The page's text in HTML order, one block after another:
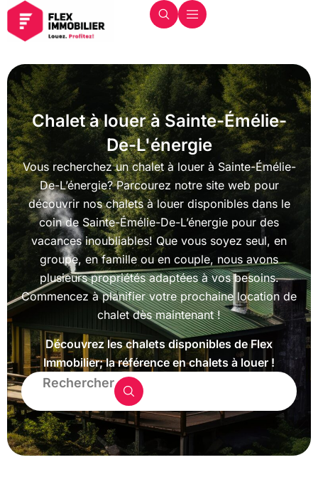
Chalet à louer à Sainte-Émélie-
De-L'énergie
Vous recherchez un chalet à louer à Sainte-Émélie-
De-L’énergie? Parcourez notre site web pour
découvrir nos chalets à louer disponibles dans le
coin de Sainte-Émélie-De-L’énergie pour des
vacances inoubliables! Que vous soyez seul, en
groupe, en famille ou en couple, nous avons
plusieurs propriétés adaptées à vos besoins.
Commencez à planifier votre prochaine location de
chalet dès maintenant !
Découvrez les chalets disponibles de Flex
Immobilier; la référence en chalets à louer !
Rechercher